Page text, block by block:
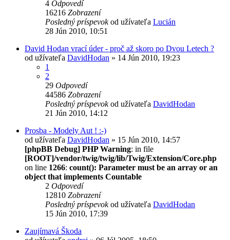
4 Odpovedí
16216 Zobrazení
Posledný príspevokod užívateľa Lucián
28 Jún 2010, 10:51
David Hodan vrací úder - proč až skoro po Dvou Letech ?
od užívateľa DavidHodan » 14 Jún 2010, 19:23
1
2
29 Odpovedí
44586 Zobrazení
Posledný príspevokod užívateľa DavidHodan
21 Jún 2010, 14:12
Prosba - Modely Aut ! :-)
od užívateľa DavidHodan » 15 Jún 2010, 14:57
[phpBB Debug] PHP Warning: in file
[ROOT]/vendor/twig/twig/lib/Twig/Extension/Core.php
on line 1266: count(): Parameter must be an array or an
object that implements Countable
2 Odpovedí
12810 Zobrazení
Posledný príspevokod užívateľa DavidHodan
15 Jún 2010, 17:39
Zaujímavá Škoda